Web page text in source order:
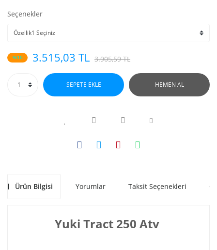
Seçenekler
%10 3.515,03 TL 3.905,59 TL
SEPETE EKLE HEMEN AL
Ürün Bilgisi Yorumlar Taksit Seçenekleri
Yuki Tract 250 Atv